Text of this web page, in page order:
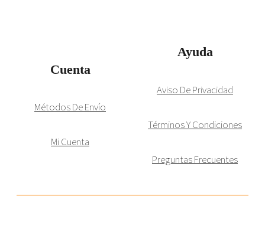
Cuenta
Métodos De Envío
Mi Cuenta
Ayuda
Aviso De Privacidad
Términos Y Condiciones
Preguntas Frecuentes